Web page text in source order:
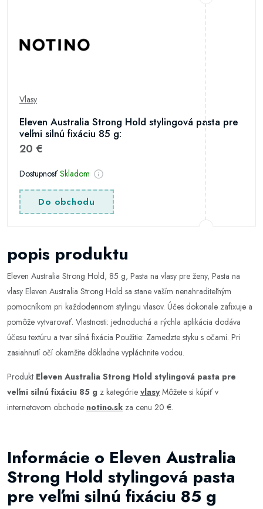
Vlasy
Eleven Australia Strong Hold stylingová pasta pre
veľmi silnú fixáciu 85 g:
20 €
Dostupnosť Skladom
Do obchodu
popis produktu
Eleven Australia Strong Hold, 85 g, Pasta na vlasy pre ženy, Pasta na
vlasy Eleven Australia Strong Hold sa stane vaším nenahraditeľným
pomocníkom pri každodennom stylingu vlasov. Účes dokonale zafixuje a
pomôže vytvarovať. Vlastnosti: jednoduchá a rýchla aplikácia dodáva
účesu textúru a tvar silná fixácia Použitie: Zamedzte styku s očami. Pri
zasiahnutí očí okamžite dôkladne vypláchnite vodou.
Produkt Eleven Australia Strong Hold stylingová pasta pre
veľmi silnú fixáciu 85 g z kategórie vlasyMôžete si kúpiť v
internetovom obchode notino.sk za cenu 20 €.
Informácie o Eleven Australia
Strong Hold stylingová pasta
pre veľmi silnú fixáciu 85 g